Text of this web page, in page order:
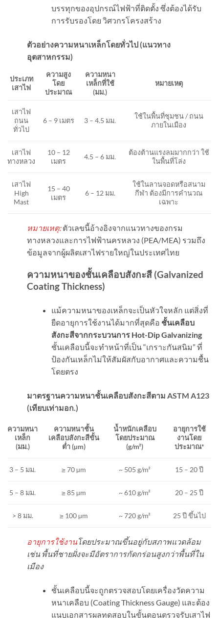
บรรทุกของอุปกรณ์ไฟฟ้าที่ติดตั้ง ซึ่งต้องได้รับ
การรับรองโดย วิศวกรโครงสร้าง
ตัวอย่างความหนาเหล็กโดยทั่วไป (แนวทาง
อุตสาหกรรม)
ประเภท
เสาไฟ
ความสูง
โดย
ประมาณ
ความหนา
เหล็กที่ใช้
(มม.)
หมายเหตุ
เสาไฟ
ถนน
ทั่วไป
6 – 9 เมตร 3 – 4.5 มม.
ใช้ในพื้นที่ชุมชน / ถนน
ภายในเมือง
เสาไฟ
ทางหลวง
10 – 12
เมตร
4.5 – 6 มม.
ต้องต้านแรงลมมากกว่า ใช้
ในพื้นที่โล่ง
เสาไฟ
High
Mast
15 – 40
เมตร
6 – 12 มม.
ใช้ในลานจอดหรือสนาม
กีฬา ต้องมีการคำนวณ
เฉพาะ
หมายเหตุ:ตัวเลขนี้อ้างอิงจากแนวทางของกรม
ทางหลวงและการไฟฟ้านครหลวง (PEA/MEA) รวมถึง
ข้อมูลจากผู้ผลิตเสาไฟรายใหญ่ในประเทศไทย
ความหนาของชั้นเคลือบสังกะสี (Galvanized
Coating Thickness)
แม้ความหนาของเหล็กจะเป็นหัวใจหลัก แต่สิ่งที่
ยืดอายุการใช้งานได้มากที่สุดคือ ชั้นเคลือบ
สังกะสีจากกระบวนการ Hot-Dip Galvanizing
ชั้นเคลือบนี้จะทำหน้าที่เป็น “เกราะกันสนิม” ที่
ป้องกันเหล็กไม่ให้สัมผัสกับอากาศและความชื้น
โดยตรง
มาตรฐานความหนาชั้นเคลือบสังกะสีตาม ASTM A123
(เทียบเท่ามอก.)
ความหนา
เหล็ก
(มม.)
ความหนาชั้น
เคลือบสังกะสีขั้น
ต่ำ (µm)
น้ำหนักเคลือบ
โดยประมาณ
(g/m²)
อายุการใช้
งานโดย
ประมาณ*
3 – 5 มม. ≥ 70 µm ~ 505 g/m² 15 – 20 ปี
5 – 8 มม. ≥ 85 µm ~ 610 g/m² 20 – 25 ปี
> 8 มม. ≥ 100 µm ~ 720 g/m² 25 ปี ขึ้นไป
อายุการใช้งานโดยประมาณขึ้นอยู่กับสภาพแวดล้อม
เช่น พื้นที่ชายฝั่งจะมีอัตราการกัดกร่อนสูงกว่าพื้นที่ใน
เมือง
ชั้นเคลือบนี้จะถูกตรวจสอบโดยเครื่องวัดความ
หนาเคลือบ (Coating Thickness Gauge) และต้อง
แนบเอกสารผลทดสอบในขั้นตอนตรวจรับเสาไฟ